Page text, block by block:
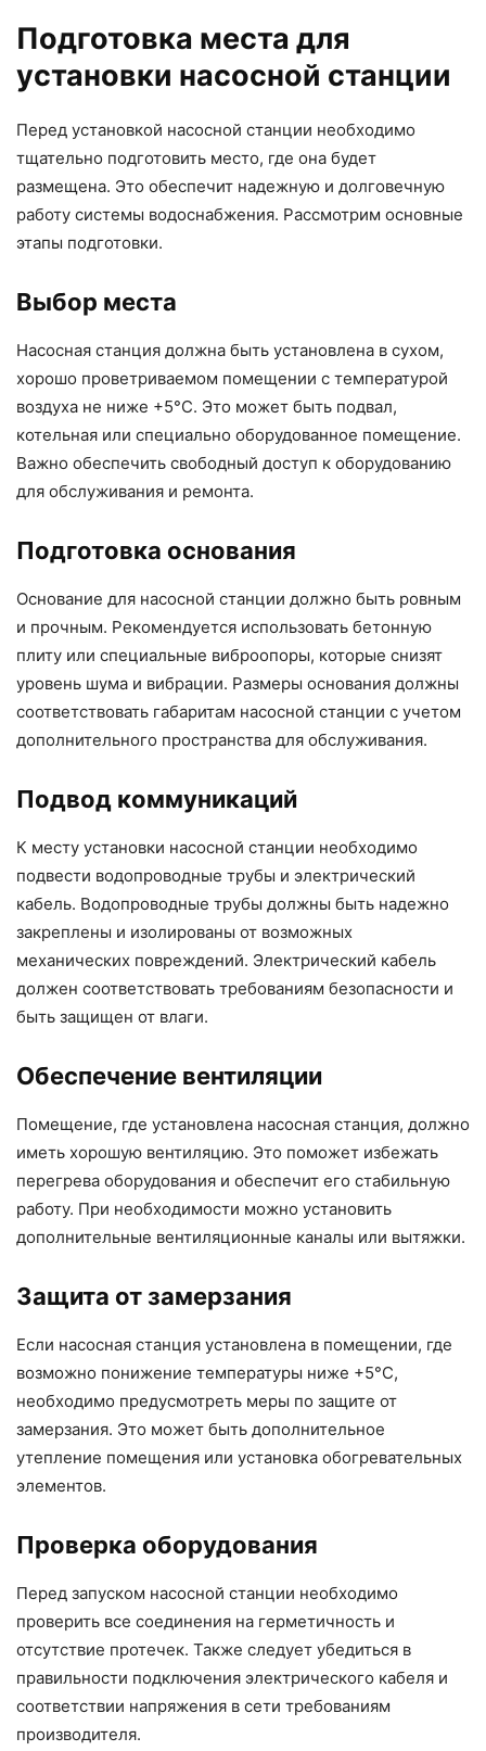
Подготовка места для
установки насосной станции
Перед установкой насосной станции необходимо
тщательно подготовить место, где она будет
размещена. Это обеспечит надежную и долговечную
работу системы водоснабжения. Рассмотрим основные
этапы подготовки.
Выбор места
Насосная станция должна быть установлена в сухом,
хорошо проветриваемом помещении с температурой
воздуха не ниже +5°C. Это может быть подвал,
котельная или специально оборудованное помещение.
Важно обеспечить свободный доступ к оборудованию
для обслуживания и ремонта.
Подготовка основания
Основание для насосной станции должно быть ровным
и прочным. Рекомендуется использовать бетонную
плиту или специальные виброопоры, которые снизят
уровень шума и вибрации. Размеры основания должны
соответствовать габаритам насосной станции с учетом
дополнительного пространства для обслуживания.
Подвод коммуникаций
К месту установки насосной станции необходимо
подвести водопроводные трубы и электрический
кабель. Водопроводные трубы должны быть надежно
закреплены и изолированы от возможных
механических повреждений. Электрический кабель
должен соответствовать требованиям безопасности и
быть защищен от влаги.
Обеспечение вентиляции
Помещение, где установлена насосная станция, должно
иметь хорошую вентиляцию. Это поможет избежать
перегрева оборудования и обеспечит его стабильную
работу. При необходимости можно установить
дополнительные вентиляционные каналы или вытяжки.
Защита от замерзания
Если насосная станция установлена в помещении, где
возможно понижение температуры ниже +5°C,
необходимо предусмотреть меры по защите от
замерзания. Это может быть дополнительное
утепление помещения или установка обогревательных
элементов.
Проверка оборудования
Перед запуском насосной станции необходимо
проверить все соединения на герметичность и
отсутствие протечек. Также следует убедиться в
правильности подключения электрического кабеля и
соответствии напряжения в сети требованиям
производителя.